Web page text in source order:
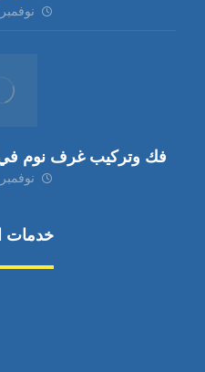
نوفمبر 9, 2024
فك وتركيب غرف نوم في ام
نوفمبر 9, 2024
خدمات